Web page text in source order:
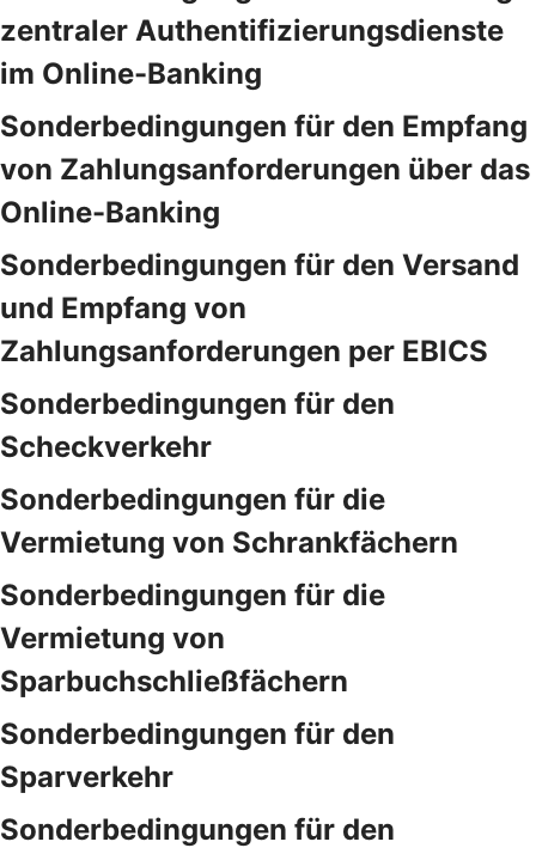
zentraler Authentifizierungsdienste
im Online-Banking
Sonderbedingungen für den Empfang
von Zahlungsanforderungen über das
Online-Banking
Sonderbedingungen für den Versand
und Empfang von
Zahlungsanforderungen per EBICS
Sonderbedingungen für den
Scheckverkehr
Sonderbedingungen für die
Vermietung von Schrankfächern
Sonderbedingungen für die
Vermietung von
Sparbuchschließfächern
Sonderbedingungen für den
Sparverkehr
Sonderbedingungen für den